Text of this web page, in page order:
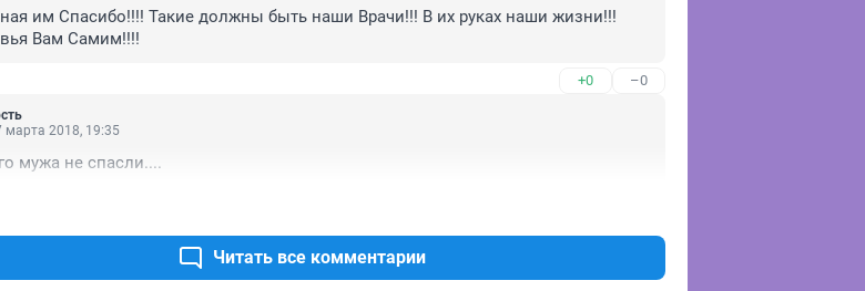
им Спасибо!!!! Такие должны быть наши Врачи!!! В их руках наши жизни!!!
Вам Самим!!!!
+0 –0
марта 2018, 19:35
мужа не спасли....
Читать все комментарии